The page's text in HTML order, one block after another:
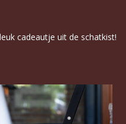
cadeautje uit de schatkist!